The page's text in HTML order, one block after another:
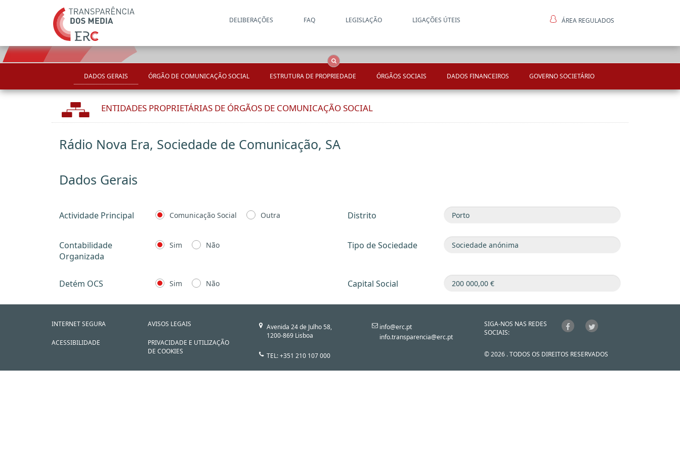
DELIBERAÇÕES FAQ LEGISLAÇÃO LIGAÇÕES ÚTEIS ÁREA REGULADOS
DADOS GERAIS ÓRGÃO DE COMUNICAÇÃO SOCIAL ESTRUTURA DE PROPRIEDADE ÓRGÃOS SOCIAIS DADOS FINANCEIROS GOVERNO SOCIETÁRIO
ENTIDADES PROPRIETÁRIAS DE ÓRGÃOS DE COMUNICAÇÃO SOCIAL
Rádio Nova Era, Sociedade de Comunicação, SA
Dados Gerais
Actividade Principal Comunicação Social Outra Distrito
Contabilidade
Organizada
Sim Não Tipo de Sociedade
Detém OCS Sim Não Capital Social
INTERNET SEGURA
ACESSIBILIDADE
AVISOS LEGAIS
PRIVACIDADE E UTILIZAÇÃO
DE COOKIES
Avenida 24 de Julho 58,
1200-869 Lisboa
TEL: +351 210 107 000
info@erc.pt
info.transparencia@erc.pt
SIGA-NOS NAS REDES
SOCIAIS:
© 2026 . TODOS OS DIREITOS RESERVADOS